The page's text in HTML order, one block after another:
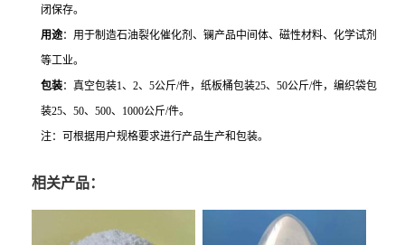
闭保存。
用途：用于制造石油裂化催化剂、镧产品中间体、磁性材料、化学试剂
等工业。
包装：真空包装1、2、5公斤/件，纸板桶包装25、50公斤/件，编织袋包
装25、50、500、1000公斤/件。
注：可根据用户规格要求进行产品生产和包装。
相关产品：